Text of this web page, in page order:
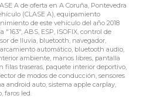
A de oferta en A Coruña, Pontevedra
(CLASE A), equipamiento
de este vehículo del año 2018
"163", ABS, ESP, ISOFIX, control de
de lluvia, bluetooth, navegador,
automático, bluetooth audio,
ambiente, manos libres, pantalla
traseras, paquete interior deportivo,
de modos de conducción, sensores
android auto, sistema apple carplay,
faros led.